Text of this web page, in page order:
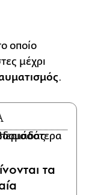
οποίο
μέχρι
.
τα